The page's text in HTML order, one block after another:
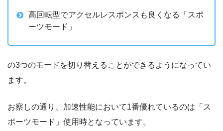
高回転型でアクセルレスポンスも良くなる「スポ
ーツモード」
の3つのモードを切り替えることができるようになってい
ます。
お察しの通り、加速性能において1番優れているのは「ス
ポーツモード」使用時となっています。